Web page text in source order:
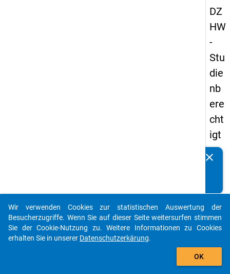
DZ
HW
-
Stu
die
nb
ere
cht
igt
en
s
20
15
clear
auto_stories
add_shopping_cart
Wir verwenden Cookies zur statistischen Auswertung der
Besucherzugriffe. Wenn Sie auf dieser Seite weitersurfen stimmen
Sie der Cookie-Nutzung zu. Weitere Informationen zu Cookies
erhalten Sie in unserer Datenschutzerkärung.
OK